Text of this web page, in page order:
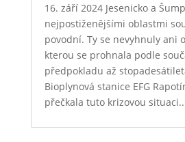
16. září 2024 Jesenicko a
nejpostiženějšími oblastmi
povodní. Ty se nevyhnuly ani
kterou se prohnala podle
předpokladu až
Bioplynová stanice EFG
přečkala tuto krizovou